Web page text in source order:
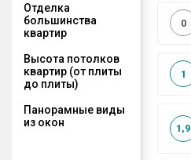
Отделка
большинства
квартир
0
Высота потолков
квартир (от плиты
до плиты)
1
Панорамные виды
из окон
1,9